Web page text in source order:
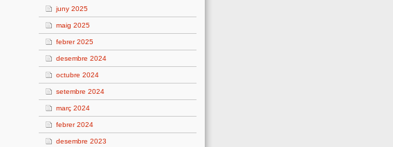
juny 2025
maig 2025
febrer 2025
desembre 2024
octubre 2024
setembre 2024
març 2024
febrer 2024
desembre 2023